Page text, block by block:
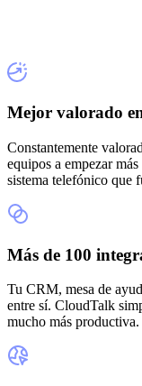
Mejor valorado
Constantemente
equipos a empezar
sistema telefónico que
Más de 100
Tu CRM, mesa de
entre sí. CloudTalk
mucho más productiva.